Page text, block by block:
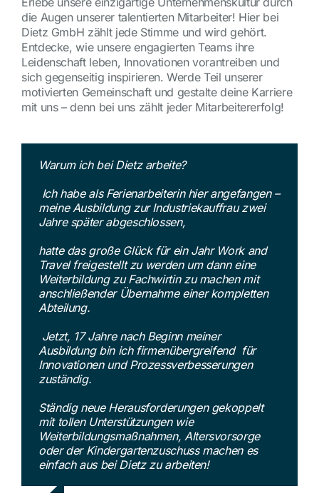
die Augen unserer talentierten Mitarbeiter! Hier bei
Dietz GmbH zählt jede Stimme und wird gehört.
Entdecke, wie unsere engagierten Teams ihre
Leidenschaft leben, Innovationen vorantreiben und
sich gegenseitig inspirieren. Werde Teil unserer
motivierten Gemeinschaft und gestalte deine Karriere
mit uns – denn bei uns zählt jeder Mitarbeitererfolg!
Warum ich bei Dietz arbeite?
Ich habe als Ferienarbeiterin hier angefangen –
meine Ausbildung zur Industriekauffrau zwei
Jahre später abgeschlossen,
hatte das große Glück für ein Jahr Work and
Travel freigestellt zu werden um dann eine
Weiterbildung zu Fachwirtin zu machen mit
anschließender Übernahme einer kompletten
Abteilung.
Jetzt, 17 Jahre nach Beginn meiner
Ausbildung bin ich firmenübergreifend für
Innovationen und Prozessverbesserungen
zuständig.
Ständig neue Herausforderungen gekoppelt
mit tollen Unterstützungen wie
Weiterbildungsmaßnahmen, Altersvorsorge
oder der Kindergartenzuschuss machen es
einfach aus bei Dietz zu arbeiten!
Warum ich gerne bei der Firma Dietz arbeite?
Arbeitszeiten gut mit Familie vereinbar
viel Abwechslung
immer wieder neues lernen
man fühlt sich einfach wohl
Ramona
Frömmel
,Qualitätssicherung, Im Betrieb
Ich darf abwechslungsreiche Aufgaben, durch
Darüber hinaus fühle ich mich in einem
familiären Umfeld wertgeschätzt.
Uwe
Stelzner
,Gruppenleiter Stanz-und
Umformtechnik, Im Betrieb seit
10/2008
Warum ich gerne bei Dietz arbeite?
Sicherer Arbeitgeber
Hohe Verträglichkeit zwischen Familie,
Privatleben und Beruf
Steffen
Krumholz
,Teamleiter Stanz-und
Umformtechnik, Im Betrieb seit